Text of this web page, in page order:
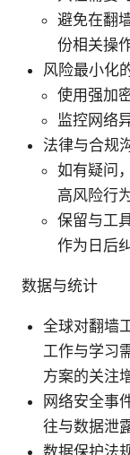
避免在翻
份相关操作
风险最小化
使用强加
监控网络
法律与合规
如有疑问
高风险行为
保留与工
作为日后
数据与统计
全球对翻墙
工作与学习
方案的关注
网络安全事
往与数据泄